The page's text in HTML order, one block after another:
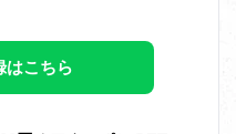
はこちら